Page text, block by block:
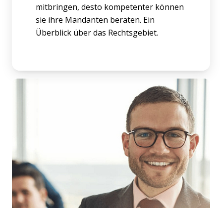
mitbringen, desto kompetenter können
sie ihre Mandanten beraten. Ein
Überblick über das Rechtsgebiet.